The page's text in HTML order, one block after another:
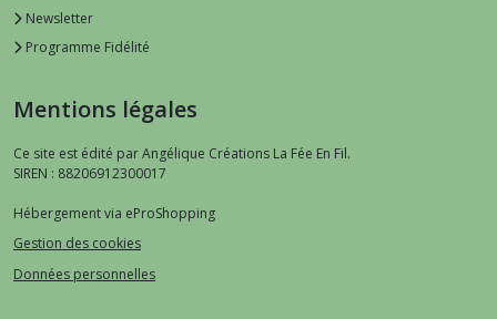
Newsletter
Programme Fidélité
Mentions légales
Ce site est édité par Angélique Créations La Fée En Fil.
SIREN : 88206912300017
Hébergement via eProShopping
Gestion des cookies
Données personnelles